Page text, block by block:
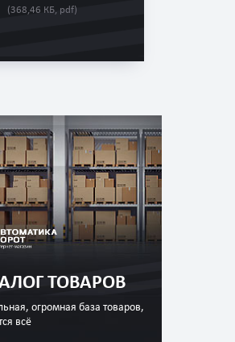
(368,46 КБ, pdf)
ТОВАРОВ
огромная база товаров,
всё